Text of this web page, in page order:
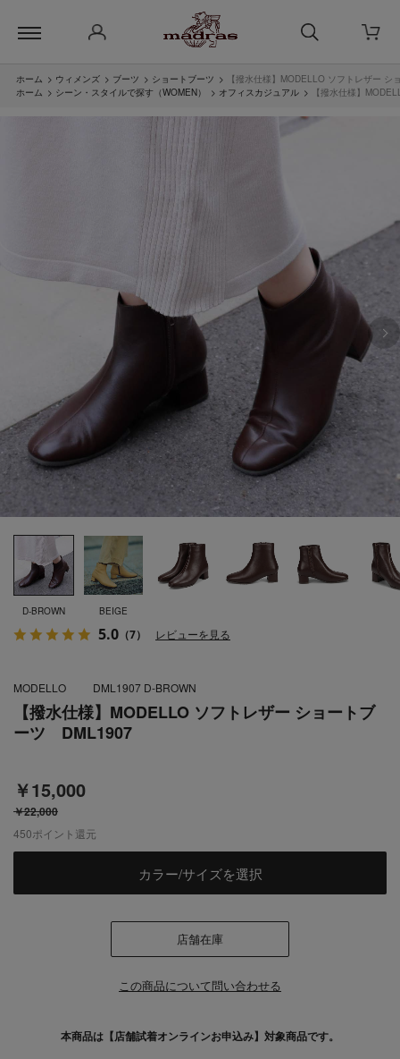
ホーム > ウィメンズ > ブーツ > ショートブーツ >
【撥水仕様】MODELLO ソフトレザー
ホーム > シーン・スタイルで探す（WOMEN） > オフィスカジュアル > 【撥水仕様】
D-BROWN BEIGE
【撥水仕様】MODELLO ソフトレザー ショートブ
ーツ DML1907
5.0 （7） レビューを見る
￥15,000
￥22,000
MODELLO DML1907 D-BROWN
450ポイント還元
カラー/サイズを選択
店舗在庫
この商品について問い合わせる
本商品は【店舗試着オンラインお申込み】対象商品です。